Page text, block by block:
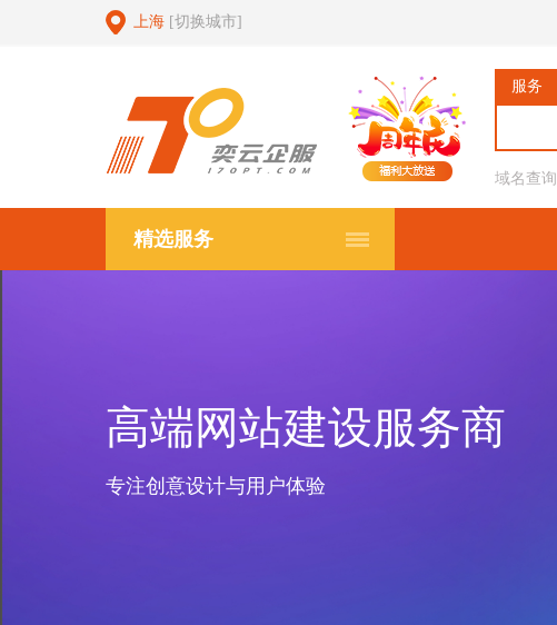
上海 [切换城市]
服务
域名查询
精选服务
高端网站建设服务商
专注创意设计与用户体验